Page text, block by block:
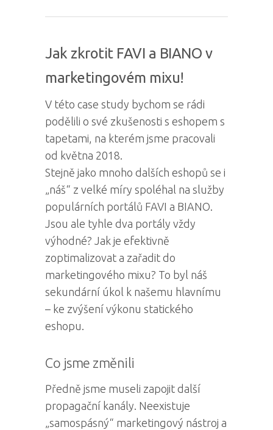
Jak zkrotit FAVI a BIANO v
marketingovém mixu!
V této case study bychom se rádi
podělili o své zkušenosti s eshopem s
tapetami, na kterém jsme pracovali
od května 2018.
Stejně jako mnoho dalších eshopů se i
„náš“ z velké míry spoléhal na služby
populárních portálů FAVI a BIANO.
Jsou ale tyhle dva portály vždy
výhodné? Jak je efektivně
zoptimalizovat a zařadit do
marketingového mixu? To byl náš
sekundární úkol k našemu hlavnímu
– ke zvýšení výkonu statického
eshopu.
Co jsme změnili
Předně jsme museli zapojit další
propagační kanály. Neexistuje
„samospásný“ marketingový nástroj a